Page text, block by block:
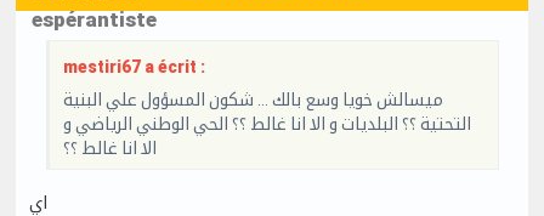
espérantiste
mestiri67 a écrit :
ميسالش خويا وسع بالك … شكون المسؤول علي البنية
التحتية ؟؟ البلديات و الا انا غالط ؟؟ الحي الوطني الرياضي و
الا انا غالط ؟؟
اي